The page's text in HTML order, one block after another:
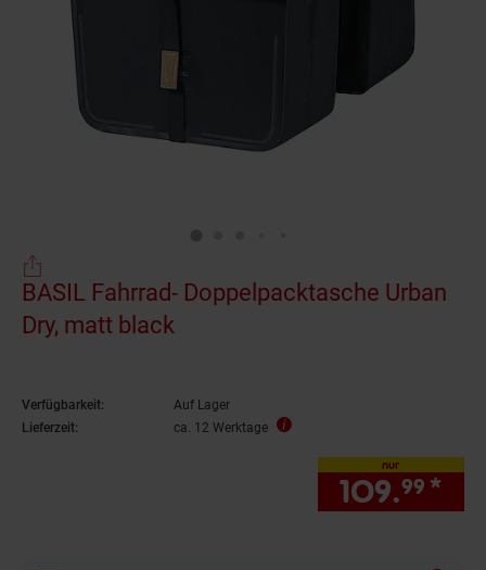
BASIL Fahrrad- Doppelpacktasche Urban
Dry, matt black
Verfügbarkeit:
Auf Lager
Lieferzeit:
ca. 12 Werktage
nur
109.99 *